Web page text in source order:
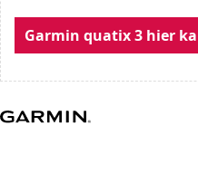
Garmin quatix 3 hier